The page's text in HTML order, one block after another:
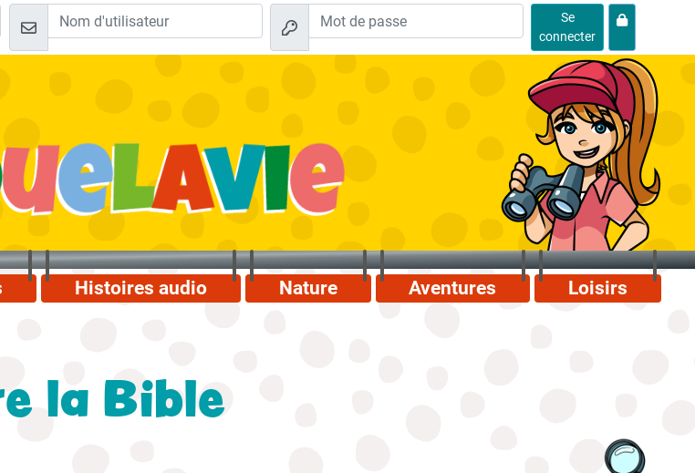
Se
connecter
Histoires audio Nature Aventures Loisirs
la Bible